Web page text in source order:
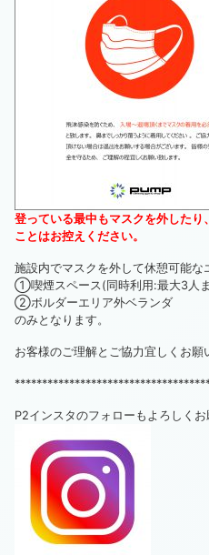
登っている最中もマスクを外した
ことはお控えください。
施設内でマスクを外して休憩可能な
①喫煙スペース(同時利用:最大3人
②ボルダーエリア外ベランダ
のみとなります。
お客様のご理解とご協力宜しくお願
P2インスタのフォローもよろしくお